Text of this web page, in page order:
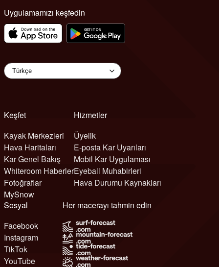
Uygulamamızı keşfedin
Keşfet
Kayak Merkezleri
Hava Haritaları
Kar Genel Bakış
Whiteroom Haberler
Fotoğraflar
MySnow
Hizmetler
Üyelik
E-posta Kar Uyarıları
Mobil Kar Uygulaması
Eyeball Muhabirleri
Hava Durumu Kaynakları
Sosyal
Facebook
Instagram
TikTok
YouTube
Her macerayı tahmin edin